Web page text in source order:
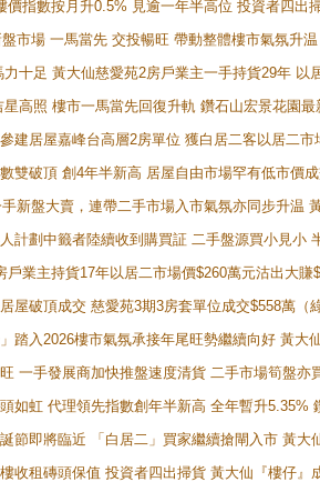
價指數按月升0.5% 見逾一年半高位 投資者四
市場 一馬當先 交投暢旺 帶動整體樓市氣氛升
十足 黃大仙慈愛苑2房戶業主一手持貨29年 以
高照 樓市一馬當先回復升軌 鑽石山宏景花園
建居屋嘉峰台高層2房單位 獲白居二客以居二市
雙破頂 創4年半新高 居屋自由市場罕有低市價
新盤大賣，連帶二手市場入市氣氛亦同步升温
計劃中籤者陸續收到購買証 二手盤源買小見小
戶業主持貨17年以居二市場價$260萬元沽出大賺
屋破頂成交 慈愛苑3期3房套單位成交$558萬（
踏入2026樓市氣氛承接年尾旺勢繼續向好 黃
一手發展商加快推盤速度清貨 二手市場筍盤
如虹 代理領先指數創年半新高 全年暫升5.35%
節即將臨近 「白居二」買家繼續搶閘入市 黃
收租磚頭保值 投資者四出掃貨 黃大仙『樓仔